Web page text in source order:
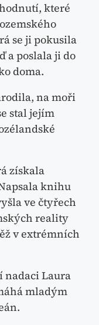
které
se ji pokusila
a poslala ji do
doma.
na moři
stal jejím
získala
knihu
ve čtyřech
reality
v extrémních
nadaci Laura
mladým